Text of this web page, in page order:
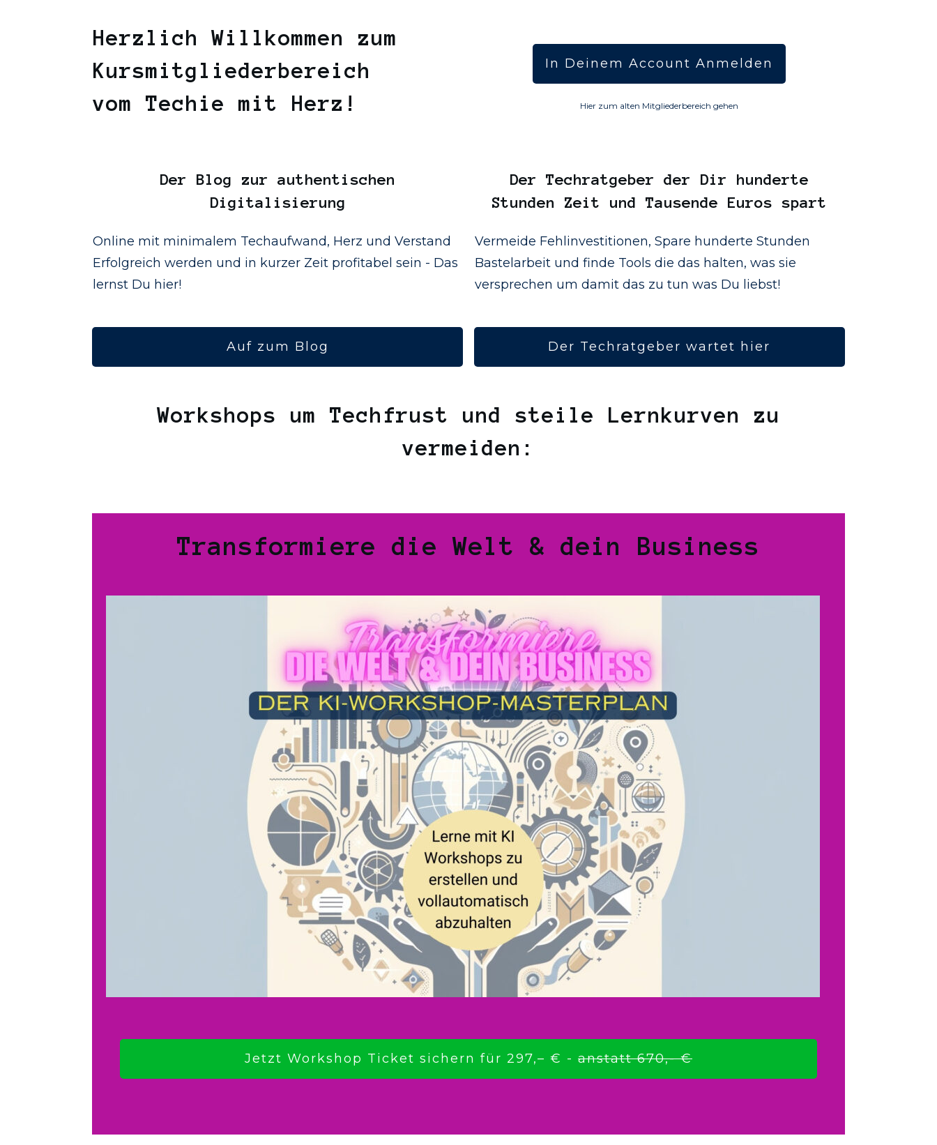
Herzlich Willkommen zum
Kursmitgliederbereich
vom Techie mit Herz!
In Deinem Account Anmelden
Hier zum alten Mitgliederbereich gehen
Der Blog zur authentischen
Digitalisierung
Online mit minimalem Techaufwand, Herz und Verstand
Erfolgreich werden und in kurzer Zeit profitabel sein - Das
lernst Du hier!
Auf zum Blog
DerTechratgeber der Dir hunderte
Stunden Zeit und Tausende Euros spart
Vermeide Fehlinvestitionen, Spare hunderte Stunden
Bastelarbeit und finde Tools die das halten, was sie
versprechen um damit das zu tun was Du liebst!
Der Techratgeber wartet hier
Workshops um Techfrust und steile Lernkurven zu
vermeiden:
Transformiere die Welt & dein Business
Jetzt Workshop Ticket sichern für 297,– € - anstatt 670,- €